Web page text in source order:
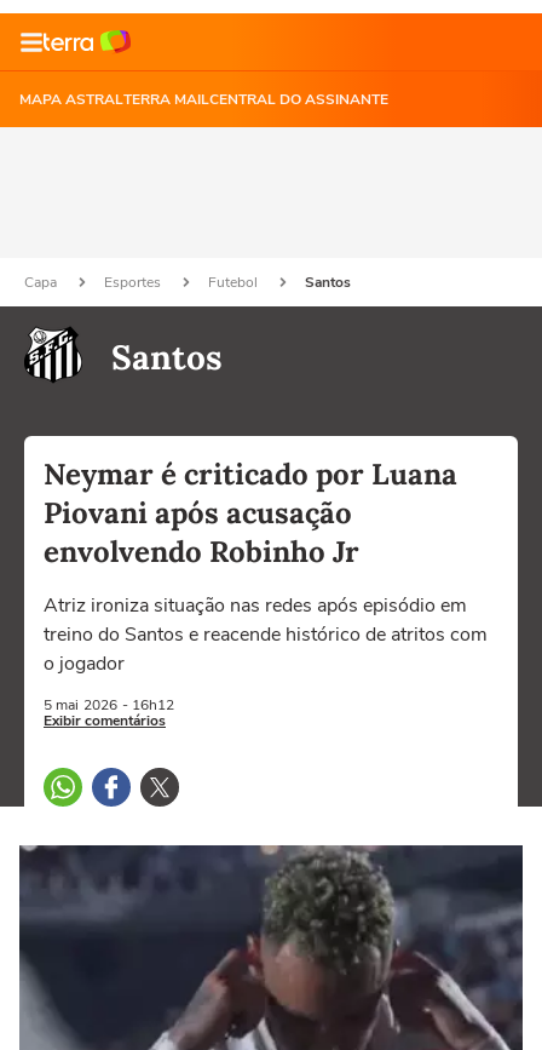
MAPA ASTRALTERRA MAILCENTRAL DO ASSINANTE
Capa Esportes Futebol Santos
Santos
Neymar é criticado por Luana
Piovani após acusação
envolvendo Robinho Jr
Atriz ironiza situação nas redes após episódio em
treino do Santos e reacende histórico de atritos com
o jogador
5 mai 2026 - 16h12
Exibir comentários